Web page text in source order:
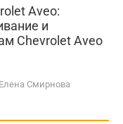
Aveo:
и
Chevrolet Aveo
Елена Смирнова